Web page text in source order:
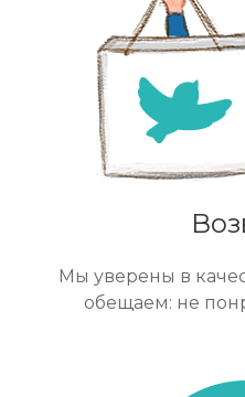
Мы уверены в
обещаем: не